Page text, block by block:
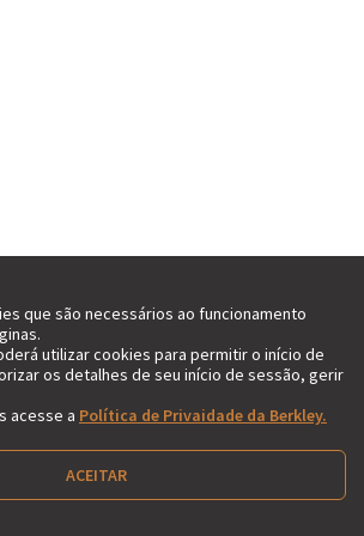
que são necessários ao funcionamento
utilizar cookies para permitir o início de
os detalhes de seu início de sessão, gerir
acesse a Política de Privaidade da Berkley.
ACEITAR